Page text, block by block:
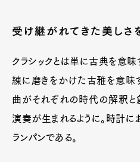
Pen
Pen international
受け継がれてきた美しさ
クラシックとは単に古典を意味
練に磨きをかけた古雅を意味
曲がそれぞれの時代の解釈と
演奏が生まれるように。時計に
ランパンである。